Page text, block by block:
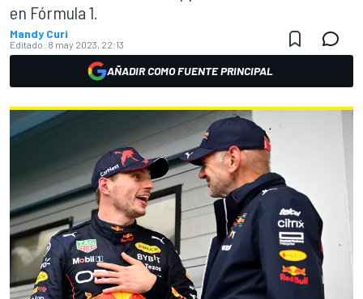
en Fórmula 1.
Mandy Curi
Editado: 8 may 2023, 22:13
AÑADIR COMO FUENTE PRINCIPAL